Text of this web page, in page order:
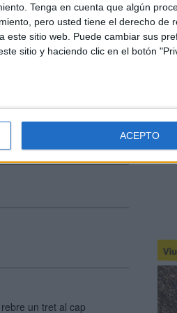
Tenga en cuenta que algún
pero usted tiene el derecho de
este sitio web. Puede cambiar sus
sitio y haciendo clic en el botón
ACEPTO
punxar
a
les aigües
la noia
cap.
un tret al cap